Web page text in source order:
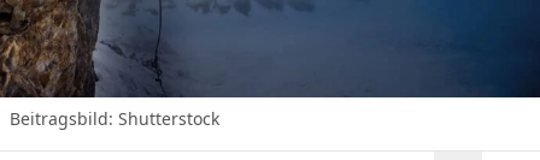
Beitragsbild: Shutterstock